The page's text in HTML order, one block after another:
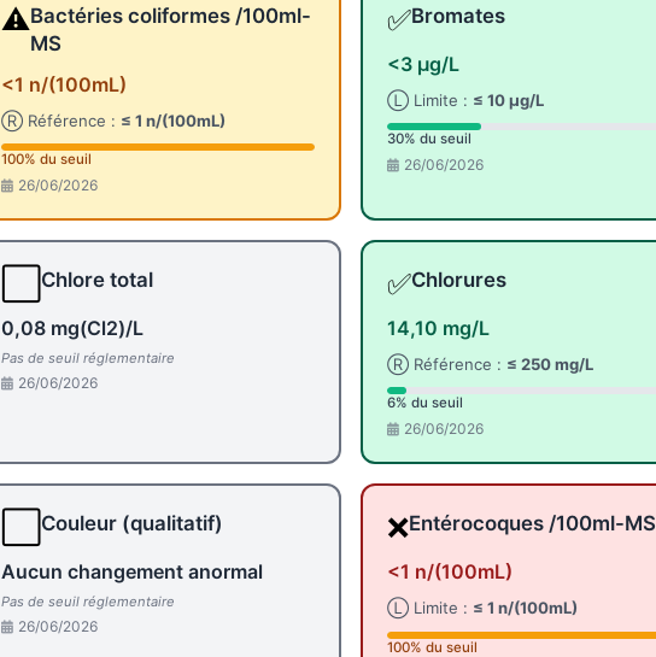
⚠️Bactéries coliformes /100ml-
MS
<1 n/(100mL)
Ⓡ Référence : ≤ 1 n/(100mL)
100% du seuil
26/06/2026
✅Bromates
<3 µg/L
Ⓛ Limite : ≤ 10 µg/L
30% du seuil
26/06/2026
Chlore total
0,08 mg(Cl2)/L
Pas de seuil réglementaire
26/06/2026
✅Chlorures
14,10 mg/L
Ⓡ Référence : ≤ 250 mg/L
6% du seuil
26/06/2026
Couleur (qualitatif)
Aucun changement anormal
Pas de seuil réglementaire
26/06/2026
❌Entérocoques /100ml-MS
<1 n/(100mL)
Ⓛ Limite : ≤ 1 n/(100mL)
100% du seuil